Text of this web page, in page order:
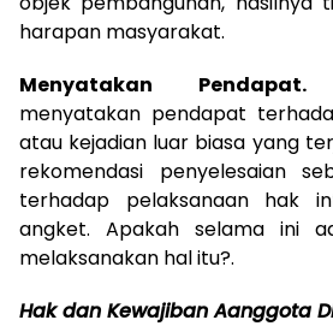
harapan masyarakat.
Menyatakan
menyatakan pendapat
atau kejadian luar biasa yang
rekomendasi penyelesai­an
terhadap pelaksanaan hak
angket. Apakah selama ini
melaksanakan hal itu?.
Hak dan Kewajiban Aanggota